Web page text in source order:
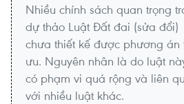
Nhiều chính sách quan trọng
dự thảo Luật Đất đai (sửa đổi)
chưa thiết kế được phương án
ưu. Nguyên nhân là do luật
có phạm vi quá rộng và liên
với nhiều luật khác.